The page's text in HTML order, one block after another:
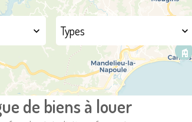
Types
de biens à louer